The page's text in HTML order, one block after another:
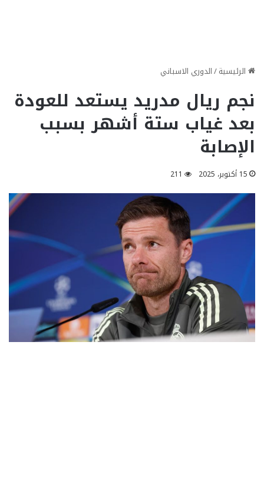
الرئيسية/الدوري الاسباني
نجم ريال مدريد يستعد للعودة
بعد غياب ستة أشهر بسبب
الإصابة
15 أكتوبر، 2025 211